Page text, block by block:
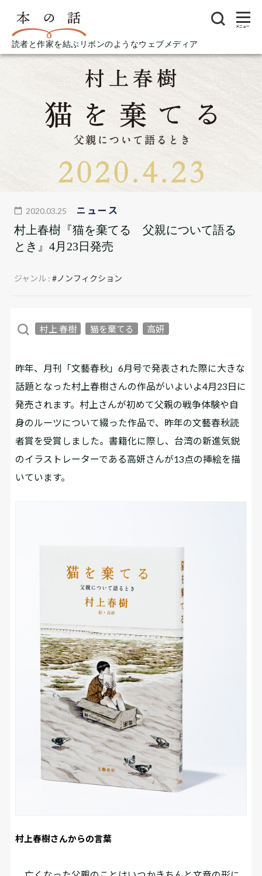
読者と作家を結ぶリボンのようなウェブメディア
メニュー
2020.03.25 ニュース
村上春樹『猫を棄てる 父親について語る
とき』4月23日発売
ジャンル :#ノンフィクション
村上 春樹 猫を棄てる 高妍
昨年、月刊「文藝春秋」6月号で発表された際に大きな
話題となった村上春樹さんの作品がいよいよ4月23日に
発売されます。村上さんが初めて父親の戦争体験や自
身のルーツについて綴った作品で、昨年の文藝春秋読
者賞を受賞しました。書籍化に際し、台湾の新進気鋭
のイラストレーターである高妍さんが13点の挿絵を描
いています。
村上春樹さんからの言葉